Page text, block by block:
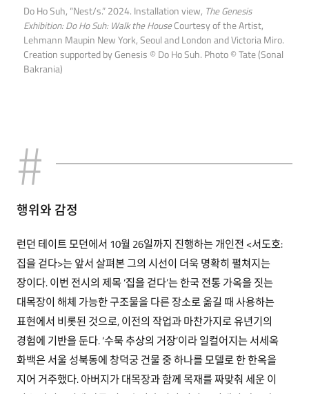
Do Ho Suh, “Nest/s.” 2024. Installation view, The Genesis
Exhibition: Do Ho Suh: Walk the HouseCourtesy of the Artist,
Lehmann Maupin New York, Seoul and London and Victoria Miro.
Creation supported by Genesis © Do Ho Suh. Photo © Tate (Sonal
Bakrania)
행위와 감정
런던 테이트 모던에서 10월 26일까지 진행하는 개인전 <서도호:
집을 걷다>는 앞서 살펴본 그의 시선이 더욱 명확히 펼쳐지는
장이다. 이번 전시의 제목 ‘집을 걷다’는 한국 전통 가옥을 짓는
대목장이 해체 가능한 구조물을 다른 장소로 옮길 때 사용하는
표현에서 비롯된 것으로, 이전의 작업과 마찬가지로 유년기의
경험에 기반을 둔다. ‘수묵 추상의 거장’이라 일컬어지는 서세옥
화백은 서울 성북동에 창덕궁 건물 중 하나를 모델로 한 한옥을
지어 거주했다. 아버지가 대목장과 함께 목재를 짜맞춰 세운 이